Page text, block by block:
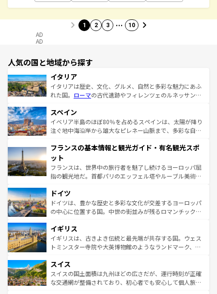
1 2 3 … 10
AD
AD
人気の国と地域から探す
イタリア
イタリアは歴史、文化、グルメ、自然と多彩な魅力にあふ
れた国。 ローマの古代遺跡やフィレンツェのルネッサンス
ろん、トスカーナの美しい田園風景やアマルフィ海岸の絶
景など、自然景観も見逃せない。観光の合間には、本場の
ピザやパスタなど、絶品のイタリア料理を堪能することも
ませてくれるイタリアで、忘れられない旅をしてみよう！
なお、新着のイタリア情報は
しい。
スペイン
イベリア半島のほぼ80％を占めるスペインは、太陽が降り
注ぐ地中海沿岸から雄大なピレネー山脈まで、多彩な自然
文化が根付くこの国では、情熱的なフラメンコ、熱気あふ
れる闘牛、そして美味しいタパスが生活の一部となってい
る。首都マドリードの洗練された雰囲気や、バルセロナの
アートに溢れた街角から、地方では古代ローマ遺跡や中世
せる。地方によって風土や気候が異なるスペインはその個
性で訪れる人を魅了する。 なお、新着のスペイン情報は コ
ンテンツ一覧を参照してほしい。
フランスの基本情報と観光ガイド・有名観光スポ
ット
フランスは、世界中の旅行者を魅了し続けるヨーロッパ屈
指の観光地だ。首都パリのエッフェル塔やルーブル美術館
で、幅広い魅力が詰まっている。華麗な宮殿、歴史的な大
聖堂、美しいビーチ、そして豊かな自然が、訪れる者を心
から魅了する。また、フランスは美食の国としても知ら
いる。シャンパンの発祥地であるランス、プロヴァンスの
香り高いラベンダー畑など、多彩な楽しみ方が可能だ。さ
らに、パリ以外の地域にも魅力が溢れており、どの街角に
れる地方に足を運ぶとそれぞれで全く異なる文化を体験で
きるだろう。 なお、新着のフランス情報はコンテンツ一覧
を参照してほしい。
ドイツ
ドイツは、豊かな歴史と多彩な文化が交差するヨーロッパ
の中心に位置する国。中世の街並みが残るロマンチック街
顔を持つこの国は、どこを歩いても飽きることがない。ベ
ルリンの文化的活気、バイエルン州のアルプスの絶景、そ
してライン川沿いのワイン畑といった風景は必見。ビール
は、お酒好きな人にはぜひ体験してほしい。 なお、新着の
ドイツ情報はコンテンツ一覧を参照してほしい。
イギリス
イギリスは、古きよき伝統と最先端が共存する国。ウェス
トミンスター寺院や大英博物館のようなランドマーク、歴
リアごとに異なる魅力がある。また、優雅なアフタヌーン
ティー、ビール好きにはたまらない英国パブ、サッカー観
戦など、本場だからこそできる体験も豊富。イギリスを旅
スイス
スイスの国土面積は九州ほどの広さだが、運行時刻が正確
な交通網が整備されており、初心者でも安心して個人旅行